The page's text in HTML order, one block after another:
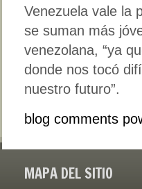
Venezuela vale la
se suman más
venezolana, “ya
donde nos tocó
nuestro futuro”.
blog comments
MAPA DEL SITIO